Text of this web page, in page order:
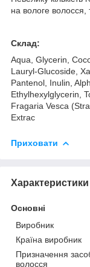
на вологе волосся,
Склад:
Aqua, Glycerin,
Lauryl-Glucoside,
Pantenol, Inulin,
Ethylhexylglycerin,
Fragaria Vesca
Extrac
Приховати
Характеристики
Основні
Виробник
Країна виробник
Призначення
волосся